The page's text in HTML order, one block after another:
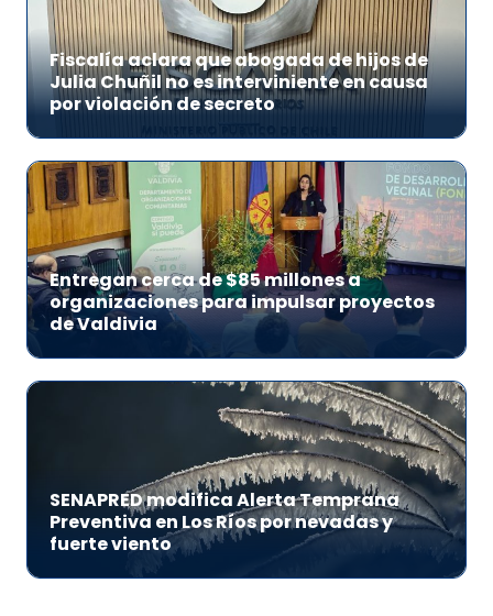
Fiscalía aclara que abogada de hijos de
Julia Chuñil no es interviniente en causa
por violación de secreto
Entregan cerca de $85 millones a
organizaciones para impulsar proyectos
de Valdivia
SENAPRED modifica Alerta Temprana
Preventiva en Los Ríos por nevadas y
fuerte viento